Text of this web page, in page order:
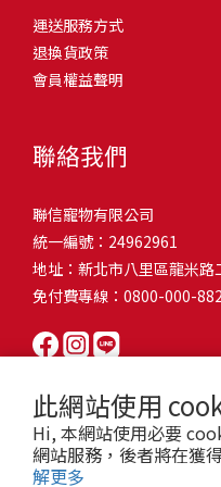
此網站使用
Hi, 本網站使用必要
網站服務，後者將在獲
解更多
和獨立能力。 幼犬訓練常見
練？A: 訓練可從幼犬到家首
化黃金期，每次訓練控制在5-
屬啃咬玩具作替代品，發現
尿尿？A: 建立固定如廁時間
密切監督。意外發生時不責
一直吠叫怎麼辦？A: 找出原
「安靜」指令，停止吠叫時
向獎勵比懲罰更有效且健康
狗狗怎麼辦？A: 循序漸進社
正面經驗後給予獎勵。考慮
慮要如何處理？A: 練習短暫
調。提供能分散注意力的玩
熱，水分流失快，腸道可能
換季時沒有適當調整環境，
天注意保暖，提供暖墊、厚
像是開冷氣又突然關掉，容
時，記得關心貓咪的腸胃狀
有血絲、異味特別重，那就
蟲、球蟲）或腸胃炎、腸道
下來甚至可能造成貓咪消瘦
月一次，成貓每 3~6 個月一
嘔吐、食慾下降，務必儘早
天，或糞便異常，應立即帶
壓力影響腸胃壓力不只影響
張、焦慮、驚嚇（如煙火聲
尤其是個性敏感的貓咪，對
就先「罷工」。減少壓力來
活中輕鬆改善看到滿屋子的
透過一些簡單的日常照護方
毛、洗澡到增加互動和營養
行動吧！ 預防貓掉毛方法1
啦！勤勞梳毛是最直接有效
髮打結和皮膚問題。建議週
2-3天梳一次。挑選合適的梳
或專用脫毛梳，依照毛質選
不僅能增加你們的互動時間
貓掉毛方法2：定期洗澡「貓
其實不完全正確哦！適當的
澡頻率不宜過高，一般室內
而會造成皮膚乾燥。選擇專
完全吹乾，避免濕毛造成皮
的紙箱。建議一開始可以購
使用狀況，再考慮購買「豪
$500貓跳台$1,500貓砂盆
咪是非常需要安全感的動物
花費3：貓跳台貓咪雖然不需
放高度適合的貓跳台提供貓
咪對於環境的安全感。一次
用品，可選擇合適貓咪體型
想，需要準備一個能夠讓牠
時，外出籠就非常重要，平
緊急情況時，貓咪過度抗拒
費用大約落在 $ 7900~ $
運送服務方式
退換貨政策
會員權益聲明
聯絡我們
聯信寵物有限公司
統一編號：24962961
地址：新北市八里區龍米
免付費專線：0800-000-882